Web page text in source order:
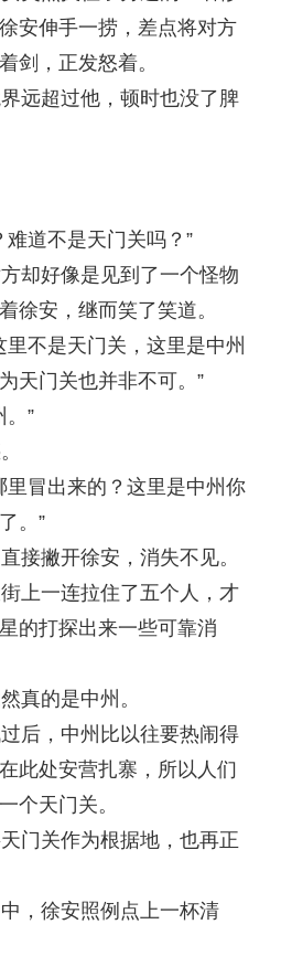
安伸手一捞，差点将对方
剑，正发怒着。
远超过他，顿时也没了脾
道不是天门关吗？”
却好像是见到了一个怪物
徐安，继而笑了笑道。
不是天门关，这里是中州
天门关也并非不可。”
”
冒出来的？这里是中州你
。”
接撇开徐安，消失不见。
上一连拉住了五个人，才
的打探出来一些可靠消
真的是中州。
后，中州比以往要热闹得
此处安营扎寨，所以人们
个天门关。
门关作为根据地，也再正
，徐安照例点上一杯清